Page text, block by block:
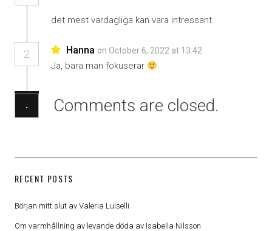
det mest vardagliga kan vara intressant
2 Hanna on October 6, 2022 at 13:42
Ja, bara man fokuserar
· Comments are closed.
RECENT POSTS
Början mitt slut av Valeria Luiselli
Om varmhållning av levande döda av Isabella Nilsson